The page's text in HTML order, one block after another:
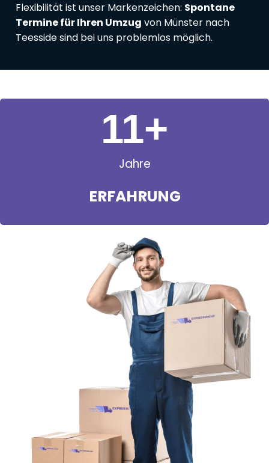
Flexibilität ist unser Markenzeichen: Spontane
Termine für Ihren Umzug von Münster nach
Teesside sind bei uns problemlos möglich.
Jahre
ERFAHRUNG
11+